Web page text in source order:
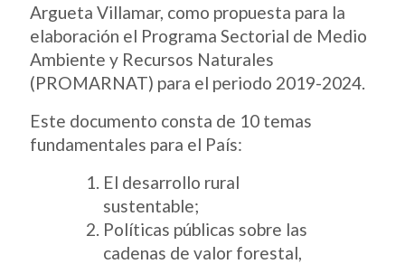
Argueta Villamar, como propuesta para la
elaboración el Programa Sectorial de Medio
Ambiente y Recursos Naturales
(PROMARNAT) para el periodo 2019-2024.
Este documento consta de 10 temas
fundamentales para el País:
El desarrollo rural
sustentable;
Políticas públicas sobre las
cadenas de valor forestal,